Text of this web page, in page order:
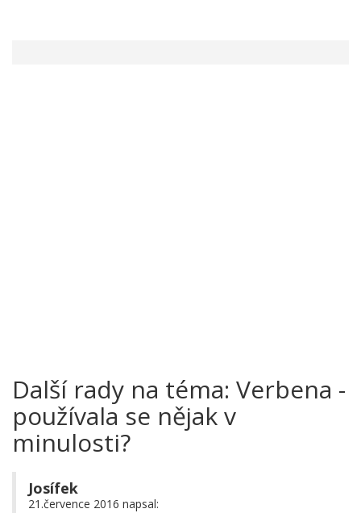
Další rady na téma: Verbena -
používala se nějak v
minulosti?
Josífek
21.července 2016 napsal: